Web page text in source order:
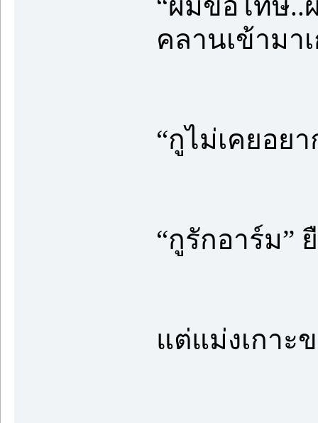
คลานเข้ามา
“กูไม่เคยอย
“กูรักอาร์ม”
แต่แม่งเกา